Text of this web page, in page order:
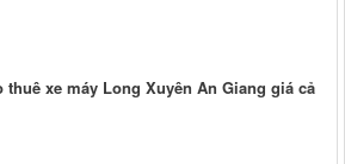
thuê xe máy Long Xuyên An Giang giá cả